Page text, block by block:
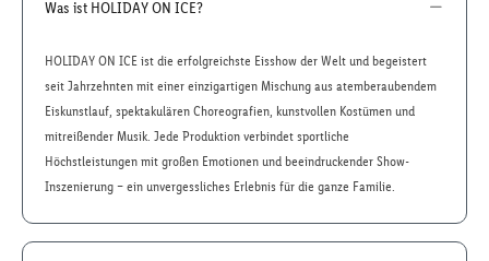
Was ist HOLIDAY ON ICE?
HOLIDAY ON ICE ist die erfolgreichste Eisshow der Welt und begeistert
seit Jahrzehnten mit einer einzigartigen Mischung aus atemberaubendem
Eiskunstlauf, spektakulären Choreografien, kunstvollen Kostümen und
mitreißender Musik. Jede Produktion verbindet sportliche
Höchstleistungen mit großen Emotionen und beeindruckender Show-
Inszenierung – ein unvergessliches Erlebnis für die ganze Familie.